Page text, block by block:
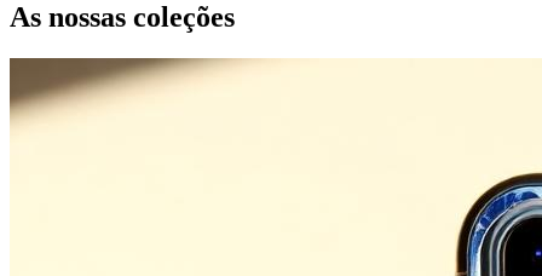
As nossas coleções